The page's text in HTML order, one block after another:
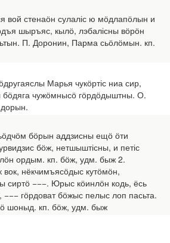
вой стенаӧн сулаліс ю мӧдлапӧлын и
шыръяс, кылӧ, лэбалісны вӧрӧн
П. Доронин, Парма сьӧлӧмын. кп.
Марья чукӧртіс ниа сир,
чужӧмнысӧ гӧрдӧдыштны. О.
бӧрын аддзисны ещӧ ӧти
бӧж, нетшыштісны, и петіс
ордым. кп. бӧж, удм. быж 2.
вок, нёкчимъясӧдыс кутӧмӧн,
сиртӧ −−−. Юрыс кӧинлӧн кодь, ёсь
гӧрдоват бӧжыс пелыс лоп пасьта.
шоныд. кп. бӧж, удм. быж